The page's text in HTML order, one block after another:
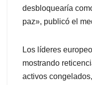
desbloquearía
paz», publicó el
Los líderes
mostrando
activos